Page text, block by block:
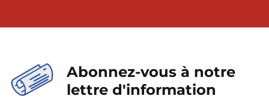
Abonnez-vous à notre
lettre d'information